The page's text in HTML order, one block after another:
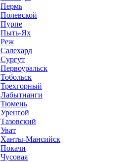
Пермь
Полевской
Пурпе
Пыть-Ях
Реж
Салехард
Сургут
Первоуральск
Тобольск
Трехгорный
Лабытнанги
Тюмень
Уренгой
Тазовский
Уват
Ханты-Мансийск
Покачи
Чусовая